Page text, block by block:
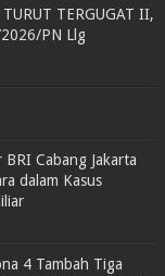
TERGUGAT II,
PN Llg
Cabang Jakarta
dalam Kasus
4 Tambah Tiga